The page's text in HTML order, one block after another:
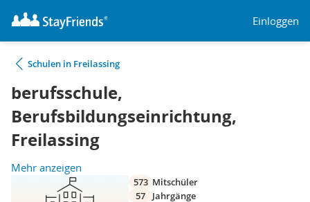
Einloggen
Schulen in Freilassing
berufsschule,
Berufsbildungseinrichtung,
Freilassing
Mehr anzeigen
573 Mitschüler
57
Jahrgänge